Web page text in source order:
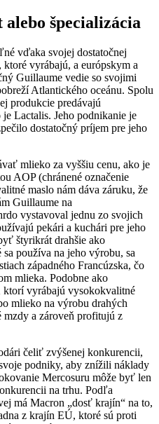
špecializácia
vďaka svojej dostatočnej
vyrábajú, a európskym a
Guillaume vedie so svojimi
Atlantického oceánu. Spolu
produkcie predávajú
Lactalis. Jeho podnikanie je
dostatočný príjem pre jeho
mlieko za vyššiu cenu, ako je
AOP (chránené označenie
maslo nám dáva záruku, že
Guillaume na
vystavoval jednu zo svojich
pekári a kuchári pre jeho
štyrikrát drahšie ako
používa na jeho výrobu, sa
západného Francúzska, čo
mlieka. Podobne ako
vyrábajú vysokokvalitné
mlieko na výrobu drahých
mzdy a zároveň profitujú z
čeliť zvýšenej konkurencii,
podniky, aby znížili náklady
Mercosuru môže byť len
na trhu. Podľa
má Macron „dosť krajín“ na to,
z krajín EÚ, ktoré sú proti